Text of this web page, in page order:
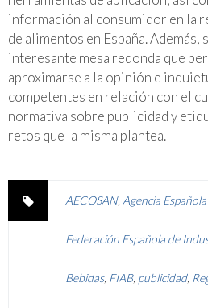
información al consumidor en la
de alimentos en España. Además,
interesante mesa redonda que
aproximarse a la opinión e
competentes en relación con el
normativa sobre publicidad y
retos que la misma plantea.
AECOSAN, Agencia
Federación Española de
Bebidas, FIAB, publicidad,